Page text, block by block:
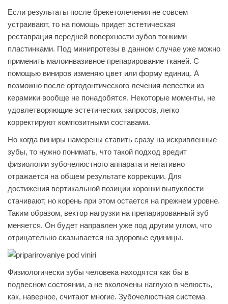
Если результаты после брекетолечения не совсем
устраивают, то на помощь придет эстетическая
реставрация передней поверхности зубов тонкими
пластинками. Под минипротезы в данном случае уже можно
применить малоинвазивное препарирование тканей. С
помощью виниров изменяю цвет или форму единиц. А
возможно после ортодонтического лечения лепестки из
керамики вообще не понадобятся. Некоторые моменты, не
удовлетворяющие эстетических запросов, легко
корректируют композитными составами.
Но когда виниры намерены ставить сразу на искривленные
зубы, то нужно понимать, что такой подход вредит
физиологии зубочелюстного аппарата и негативно
отражается на общем результате коррекции. Для
достижения вертикальной позиции коронки выпуклости
стачивают, но корень при этом остается на прежнем уровне.
Таким образом, вектор нагрузки на препарированный зуб
меняется. Он будет направлен уже под другим углом, что
отрицательно сказывается на здоровье единицы.
Физиологически зубы человека находятся как бы в
подвесном состоянии, а не вколочены наглухо в челюсть,
как, наверное, считают многие. Зубочелюстная система